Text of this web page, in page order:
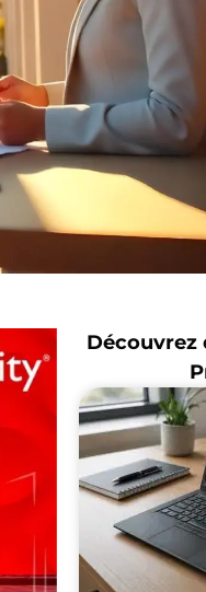
Découvrez